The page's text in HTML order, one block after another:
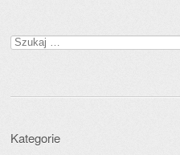
Szukaj:
Kategorie